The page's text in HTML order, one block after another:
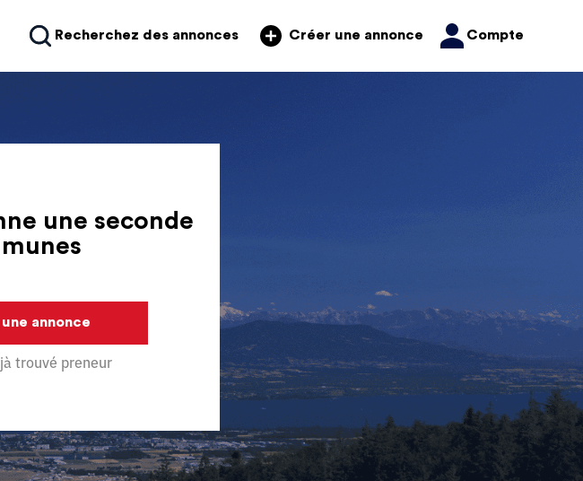
Recherchez des annonces Créer une annonce Compte
une seconde
annonce
trouvé preneur